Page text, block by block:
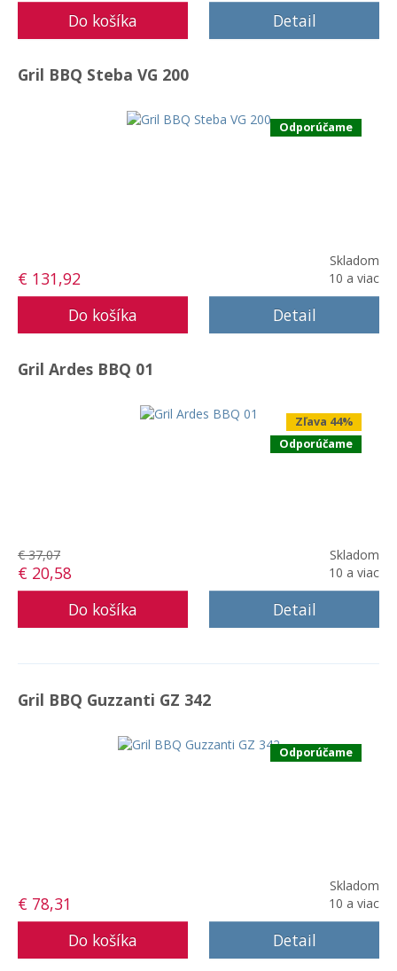
Detail
Gril BBQ Steba VG 200
Odporúčame
€ 131,92
Skladom
10 a viac
Detail
Gril Ardes BBQ 01
Zľava 44%
Odporúčame
€ 37,07
€ 20,58
Skladom
10 a viac
Detail
Gril BBQ Guzzanti GZ 342
Odporúčame
€ 78,31
Skladom
10 a viac
Detail